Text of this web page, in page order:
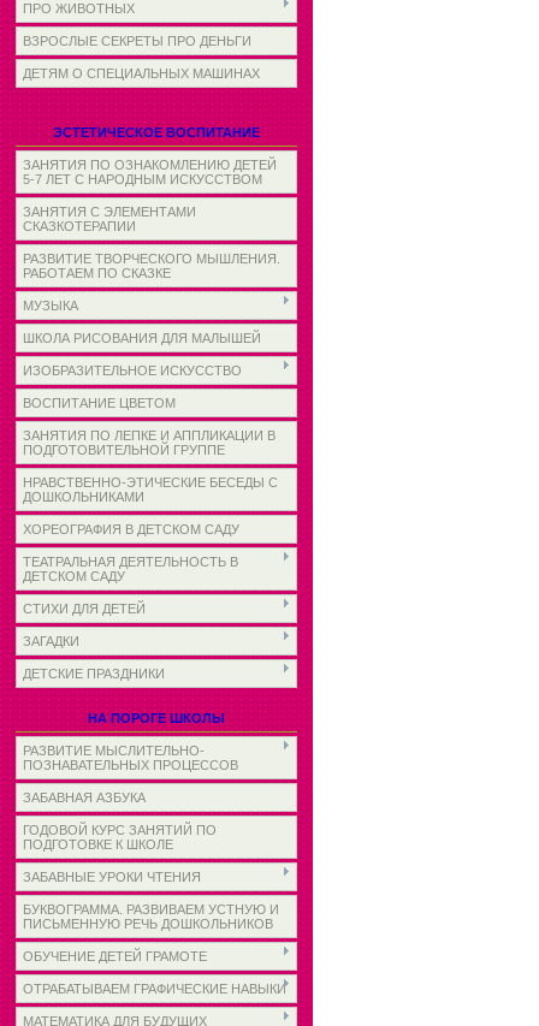
ПРО ЖИВОТНЫХ
ВЗРОСЛЫЕ СЕКРЕТЫ ПРО ДЕНЬГИ
ДЕТЯМ О СПЕЦИАЛЬНЫХ МАШИНАХ
ЭСТЕТИЧЕСКОЕ ВОСПИТАНИЕ
ЗАНЯТИЯ ПО ОЗНАКОМЛЕНИЮ ДЕТЕЙ
5-7 ЛЕТ С НАРОДНЫМ ИСКУССТВОМ
ЗАНЯТИЯ С ЭЛЕМЕНТАМИ
СКАЗКОТЕРАПИИ
РАЗВИТИЕ ТВОРЧЕСКОГО МЫШЛЕНИЯ.
РАБОТАЕМ ПО СКАЗКЕ
МУЗЫКА
ШКОЛА РИСОВАНИЯ ДЛЯ МАЛЫШЕЙ
ИЗОБРАЗИТЕЛЬНОЕ ИСКУССТВО
ВОСПИТАНИЕ ЦВЕТОМ
ЗАНЯТИЯ ПО ЛЕПКЕ И АППЛИКАЦИИ В
ПОДГОТОВИТЕЛЬНОЙ ГРУППЕ
НРАВСТВЕННО-ЭТИЧЕСКИЕ БЕСЕДЫ С
ДОШКОЛЬНИКАМИ
ХОРЕОГРАФИЯ В ДЕТСКОМ САДУ
ТЕАТРАЛЬНАЯ ДЕЯТЕЛЬНОСТЬ В
ДЕТСКОМ САДУ
СТИХИ ДЛЯ ДЕТЕЙ
ЗАГАДКИ
ДЕТСКИЕ ПРАЗДНИКИ
НА ПОРОГЕ ШКОЛЫ
РАЗВИТИЕ МЫСЛИТЕЛЬНО-
ПОЗНАВАТЕЛЬНЫХ ПРОЦЕССОВ
ЗАБАВНАЯ АЗБУКА
ГОДОВОЙ КУРС ЗАНЯТИЙ ПО
ПОДГОТОВКЕ К ШКОЛЕ
ЗАБАВНЫЕ УРОКИ ЧТЕНИЯ
БУКВОГРАММА. РАЗВИВАЕМ УСТНУЮ И
ПИСЬМЕННУЮ РЕЧЬ ДОШКОЛЬНИКОВ
ОБУЧЕНИЕ ДЕТЕЙ ГРАМОТЕ
ОТРАБАТЫВАЕМ ГРАФИЧЕСКИЕ НАВЫКИ
МАТЕМАТИКА ДЛЯ БУДУЩИХ